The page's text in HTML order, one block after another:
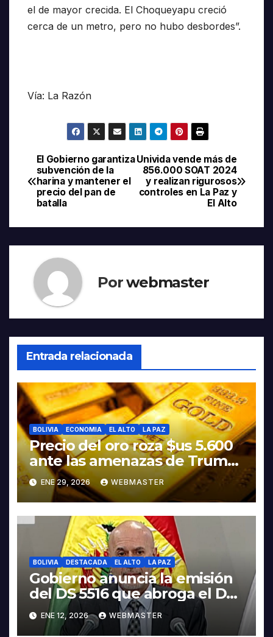
el de mayor crecida. El Choqueyapu creció
cerca de un metro, pero no hubo desbordes”.
Vía: La Razón
Navegación
de
Univida vende más de
856.000 SOAT 2024
y realizan rigurosos
controles en La Paz y
El Alto
El Gobierno garantiza
subvención de la
harina y mantener el
precio del pan de
batalla
Porwebmaster
Entrada relacionada
BOLIVIA ECONOMIA EL ALTO LA PAZ
Precio del oro roza $us 5.600
ante las amenazas de Trump
contra Irán
ENE 29, 2026 WEBMASTER
BOLIVIA DESTACADA EL ALTO LA PAZ
Gobierno anuncia la emisión
del DS 5516 que abroga el DS
5503
ENE 12, 2026 WEBMASTER